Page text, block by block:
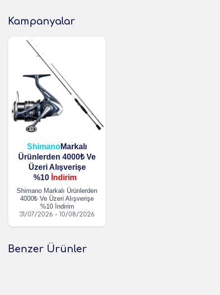
Kampanyalar
ShimanoMarkalı
Ürünlerden 4000₺ Ve
Üzeri Alışverişe
%10 İndirim
Shimano Markalı Ürünlerden
4000₺ Ve Üzeri Alışverişe
%10 İndirim
31/07/2026 - 10/08/2026
Benzer Ürünler